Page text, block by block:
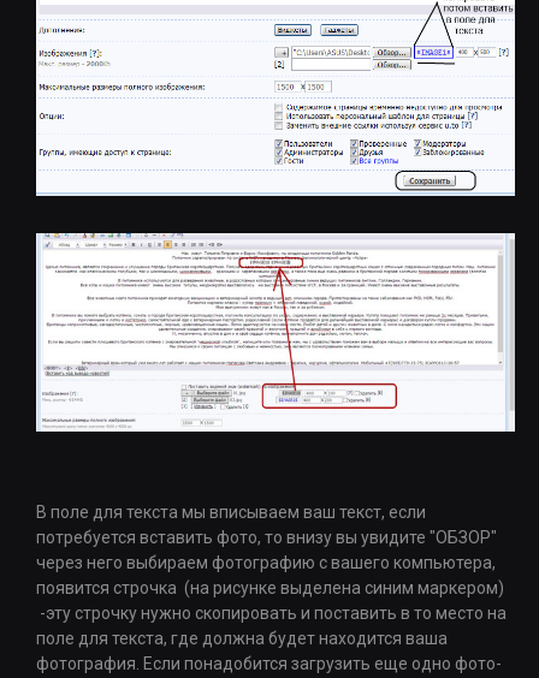
В поле для текста мы вписываем ваш текст, если
потребуется вставить фото, то внизу вы увидите "ОБЗОР"
через него выбираем фотографию с вашего компьютера,
появится строчка (на рисунке выделена синим маркером)
-эту строчку нужно скопировать и поставить в то место на
поле для текста, где должна будет находится ваша
фотография. Если понадобится загрузить еще одно фото-